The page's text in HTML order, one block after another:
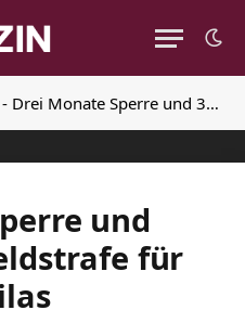
- Drei Monate Sperre und 30.000 Euro Geldstrafe für VfB-Stürmer Silas
und
für